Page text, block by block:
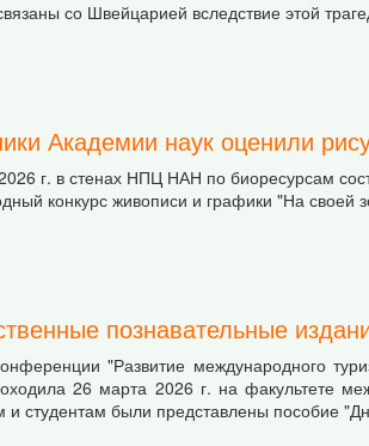
со Швейцарией вследствие этой
Академии наук оценили
г. в стенах НПЦ НАН по биоресурсам
конкурс живописи и графики "На своей
познавательные
"Развитие международного
26 марта 2026 г. на факультете
и студентам были представлены пособие